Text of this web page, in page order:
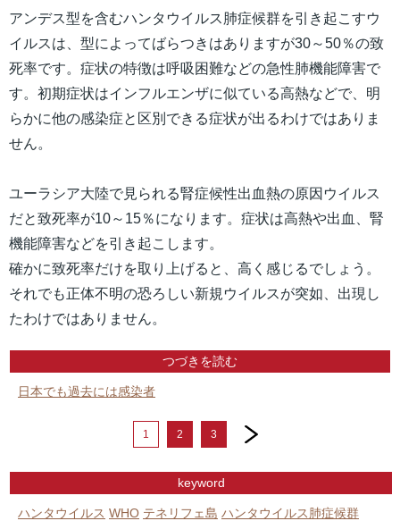
アンデス型を含むハンタウイルス肺症候群を引き起こすウ
イルスは、型によってばらつきはありますが30～50％の致
死率です。症状の特徴は呼吸困難などの急性肺機能障害で
す。初期症状はインフルエンザに似ている高熱などで、明
らかに他の感染症と区別できる症状が出るわけではありま
せん。
ユーラシア大陸で見られる腎症候性出血熱の原因ウイルス
だと致死率が10～15％になります。症状は高熱や出血、腎
機能障害などを引き起こします。
確かに致死率だけを取り上げると、高く感じるでしょう。
それでも正体不明の恐ろしい新規ウイルスが突如、出現し
たわけではありません。
つづきを読む
日本でも過去には感染者
1 2 3
next
keyword
ハンタウイルス WHO テネリフェ島 ハンタウイルス肺症候群